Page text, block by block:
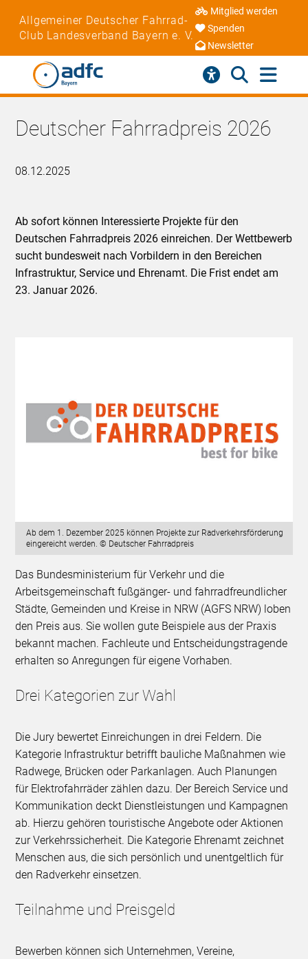
Allgemeiner Deutscher Fahrrad-
Club Landesverband Bayern e. V.
Mitglied werden
Spenden
Newsletter
Deutscher Fahrradpreis 2026
08.12.2025
Ab sofort können Interessierte Projekte für den
Deutschen Fahrradpreis 2026 einreichen. Der Wettbewerb
sucht bundesweit nach Vorbildern in den Bereichen
Infrastruktur, Service und Ehrenamt. Die Frist endet am
23. Januar 2026.
Ab dem 1. Dezember 2025 können Projekte zur Radverkehrsförderung
eingereicht werden. © Deutscher Fahrradpreis
Das Bundesministerium für Verkehr und die
Arbeitsgemeinschaft fußgänger- und fahrradfreundlicher
Städte, Gemeinden und Kreise in NRW (AGFS NRW) loben
den Preis aus. Sie wollen gute Beispiele aus der Praxis
bekannt machen. Fachleute und Entscheidungstragende
erhalten so Anregungen für eigene Vorhaben.
Drei Kategorien zur Wahl
Die Jury bewertet Einreichungen in drei Feldern. Die
Kategorie Infrastruktur betrifft bauliche Maßnahmen wie
Radwege, Brücken oder Parkanlagen. Auch Planungen
für Elektrofahrräder zählen dazu. Der Bereich Service und
Kommunikation deckt Dienstleistungen und Kampagnen
ab. Hierzu gehören touristische Angebote oder Aktionen
zur Verkehrssicherheit. Die Kategorie Ehrenamt zeichnet
Menschen aus, die sich persönlich und unentgeltlich für
den Radverkehr einsetzen. ​
Teilnahme und Preisgeld
Bewerben können sich Unternehmen, Vereine,